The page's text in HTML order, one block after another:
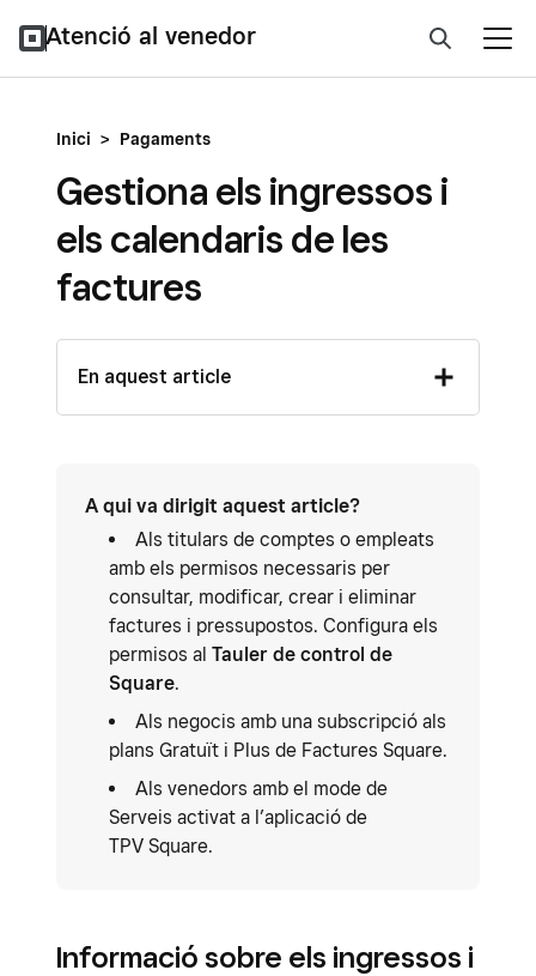
Atenció al venedor
Inici > Pagaments
Gestiona els ingressos i
els calendaris de les
factures
En aquest article
A qui va dirigit aquest article?
Als titulars de comptes o empleats
amb els permisos necessaris per
consultar, modificar, crear i eliminar
factures i pressupostos. Configura els
permisos al Tauler de control de
Square.
Als negocis amb una subscripció als
plans Gratuït i Plus de Factures Square.
Als venedors amb el mode de
Serveis activat a l’aplicació de
TPV Square.
Informació sobre els ingressos i